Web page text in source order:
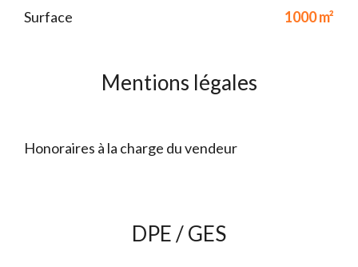
Surface 1000 m²
Mentions légales
Honoraires à la charge du vendeur
DPE / GES